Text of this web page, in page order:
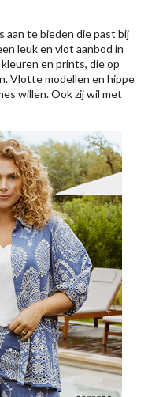
aan te bieden die past bij
leuk en vlot aanbod in
en prints, die op
Vlotte modellen en hippe
willen. Ook zij wil met